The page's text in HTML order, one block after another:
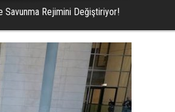
Savunma Rejimini Değiştiriyor!